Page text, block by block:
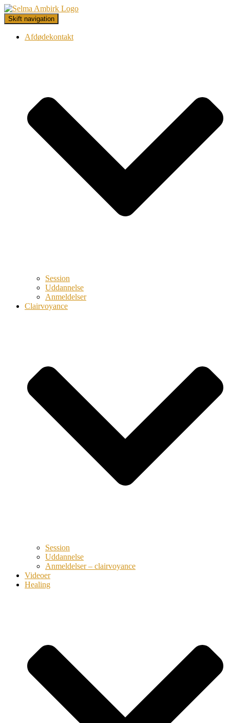
Skift navigation
Afdødekontakt
Session
Uddannelse
Anmeldelser
Clairvoyance
Session
Uddannelse
Anmeldelser – clairvoyance
Videoer
Healing